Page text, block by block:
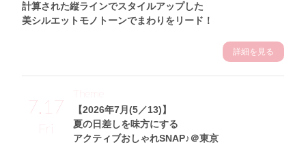
計算された縦ラインでスタイルアップした
美シルエットモノトーンでまわりをリード！
詳細を見る
7.17
Fri
【2026年7月(5／13)】
夏の日差しを味方にする
アクティブおしゃれSNAP♪＠東京
Theme